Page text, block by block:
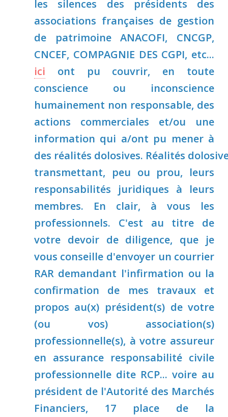
les silences des présidents des
associations françaises de gestion
de patrimoine ANACOFI, CNCGP,
CNCEF, COMPAGNIE DES CGPI, etc...
ici ont pu couvrir, en toute
conscience ou inconscience
humainement non responsable, des
actions commerciales et/ou une
information qui a/ont pu mener à
des réalités dolosives. Réalités
transmettant, peu ou prou, leurs
responsabilités juridiques à leurs
membres. En clair, à vous les
professionnels. C'est au titre de
votre devoir de diligence, que je
vous conseille d'envoyer un courrier
RAR demandant l'infirmation ou la
confirmation de mes travaux et
propos au(x) président(s) de votre
(ou vos) association(s)
professionnelle(s), à votre assureur
en assurance responsabilité civile
professionnelle dite RCP... voire au
président de l'Autorité des Marchés
Financiers, 17 place de la